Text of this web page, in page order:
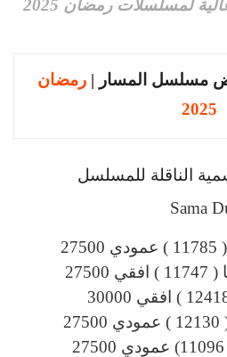
مسلسل المسار | رمضان
2025
الناقلة للمسلسل